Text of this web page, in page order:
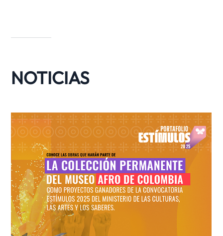
NOTICIAS